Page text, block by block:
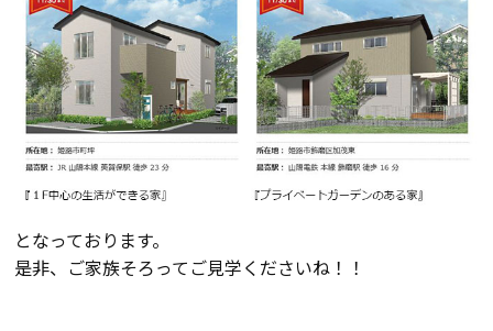
モデルハウス紹介
お客様の声
会社案内
経営理念・
KATSUMIの
採用情報
となっております。
是非、ご家族そろってご見学くださいね！！